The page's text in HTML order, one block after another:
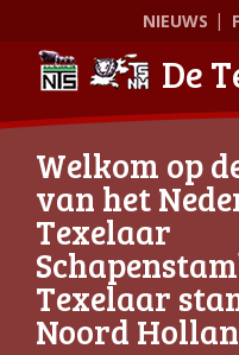
NIEUWS
De
Welkom op
van het
Texelaar
Texelaar
Noord